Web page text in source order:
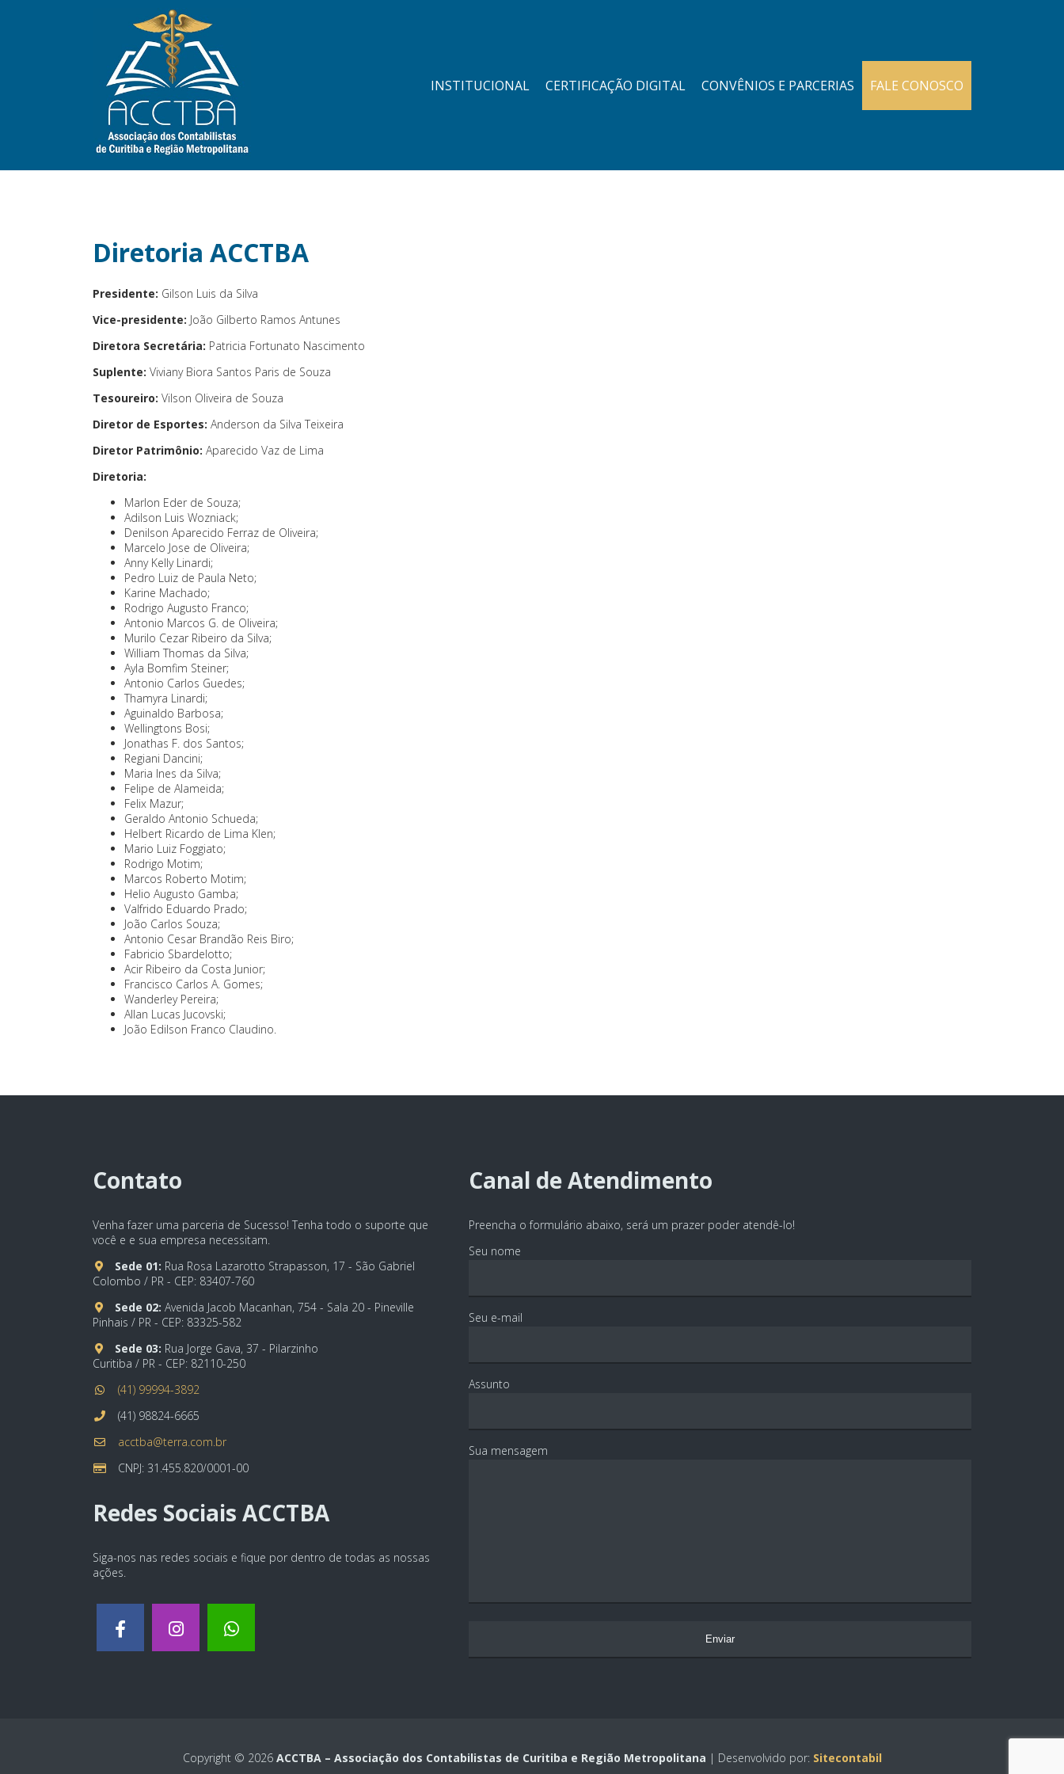
INSTITUCIONAL CERTIFICAÇÃO DIGITAL CONVÊNIOS E PARCERIAS FALE CONOSCO
Diretoria ACCTBA
Presidente: Gilson Luis da Silva
Vice-presidente: João Gilberto Ramos Antunes
Diretora Secretária: Patricia Fortunato Nascimento
Suplente: Viviany Biora Santos Paris de Souza
Tesoureiro: Vilson Oliveira de Souza
Diretor de Esportes: Anderson da Silva Teixeira
Diretor Patrimônio: Aparecido Vaz de Lima
Diretoria:
Marlon Eder de Souza;
Adilson Luis Wozniack;
Denilson Aparecido Ferraz de Oliveira;
Marcelo Jose de Oliveira;
Anny Kelly Linardi;
Pedro Luiz de Paula Neto;
Karine Machado;
Rodrigo Augusto Franco;
Antonio Marcos G. de Oliveira;
Murilo Cezar Ribeiro da Silva;
William Thomas da Silva;
Ayla Bomfim Steiner;
Antonio Carlos Guedes;
Thamyra Linardi;
Aguinaldo Barbosa;
Wellingtons Bosi;
Jonathas F. dos Santos;
Regiani Dancini;
Maria Ines da Silva;
Felipe de Alameida;
Felix Mazur;
Geraldo Antonio Schueda;
Helbert Ricardo de Lima Klen;
Mario Luiz Foggiato;
Rodrigo Motim;
Marcos Roberto Motim;
Helio Augusto Gamba;
Valfrido Eduardo Prado;
João Carlos Souza;
Antonio Cesar Brandão Reis Biro;
Fabricio Sbardelotto;
Acir Ribeiro da Costa Junior;
Francisco Carlos A. Gomes;
Wanderley Pereira;
Allan Lucas Jucovski;
João Edilson Franco Claudino.
Contato
Venha fazer uma parceria de Sucesso! Tenha todo o suporte que
você e e sua empresa necessitam.
Sede 01: Rua Rosa Lazarotto Strapasson, 17 - São Gabriel
Colombo / PR - CEP: 83407-760
Sede 02: Avenida Jacob Macanhan, 754 - Sala 20 - Pineville
Pinhais / PR - CEP: 83325-582
Sede 03: Rua Jorge Gava, 37 - Pilarzinho
Curitiba / PR - CEP: 82110-250
(41) 99994-3892
(41) 98824-6665
acctba@terra.com.br
CNPJ: 31.455.820/0001-00
Redes Sociais ACCTBA
Siga-nos nas redes sociais e fique por dentro de todas as nossas
ações.
Canal de Atendimento
Preencha o formulário abaixo, será um prazer poder atendê-lo!
Seu nome
Seu e-mail
Assunto
Sua mensagem
Copyright © 2026 ACCTBA – Associação dos Contabilistas de Curitiba e Região Metropolitana | Desenvolvido por: Sitecontabil